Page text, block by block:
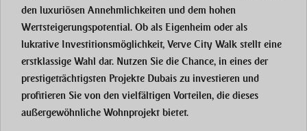
den luxuriösen Annehmlichkeiten und dem hohen
Wertsteigerungspotential. Ob als Eigenheim oder als
lukrative Investitionsmöglichkeit, Verve City Walk stellt eine
erstklassige Wahl dar. Nutzen Sie die Chance, in eines der
prestigeträchtigsten Projekte Dubais zu investieren und
profitieren Sie von den vielfältigen Vorteilen, die dieses
außergewöhnliche Wohnprojekt bietet.